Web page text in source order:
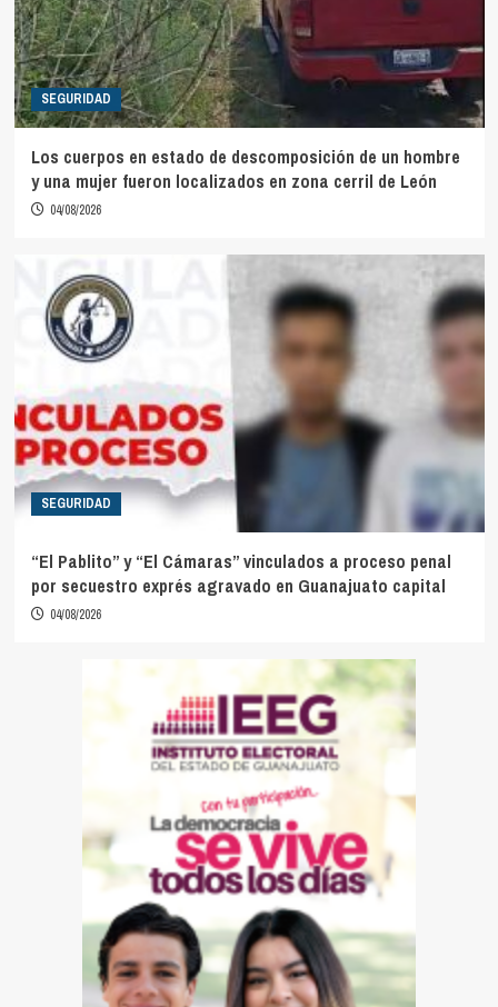
SEGURIDAD
Los cuerpos en estado de descomposición de un hombre
y una mujer fueron localizados en zona cerril de León
04/08/2026
SEGURIDAD
“El Pablito” y “El Cámaras” vinculados a proceso penal
por secuestro exprés agravado en Guanajuato capital
04/08/2026